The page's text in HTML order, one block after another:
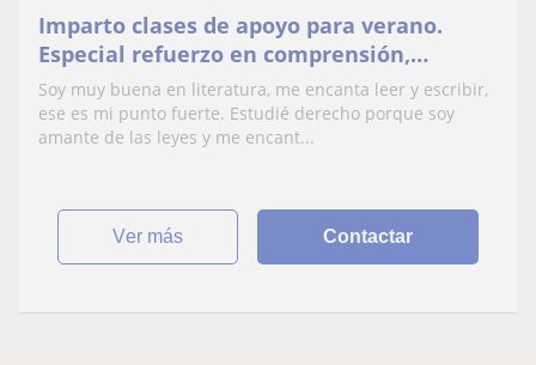
Imparto clases de apoyo para verano.
Especial refuerzo en comprensión,
redacción y lectura
Soy muy buena en literatura, me encanta leer y escribir,
ese es mi punto fuerte. Estudié derecho porque soy
amante de las leyes y me encant...
ver más Contactar